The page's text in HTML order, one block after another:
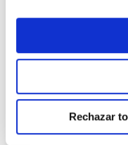
Rechazar
Tenaza